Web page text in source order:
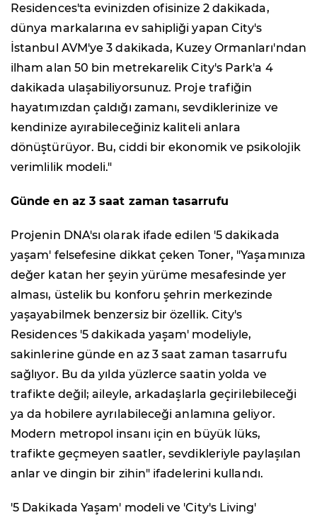
Residences'ta evinizden ofisinize 2 dakikada,
dünya markalarına ev sahipliği yapan City's
İstanbul AVM'ye 3 dakikada, Kuzey Ormanları'ndan
ilham alan 50 bin metrekarelik City's Park'a 4
dakikada ulaşabiliyorsunuz. Proje trafiğin
hayatımızdan çaldığı zamanı, sevdiklerinize ve
kendinize ayırabileceğiniz kaliteli anlara
dönüştürüyor. Bu, ciddi bir ekonomik ve psikolojik
verimlilik modeli."
Günde en az 3 saat zaman tasarrufu
Projenin DNA'sı olarak ifade edilen '5 dakikada
yaşam' felsefesine dikkat çeken Toner, "Yaşamınıza
değer katan her şeyin yürüme mesafesinde yer
alması, üstelik bu konforu şehrin merkezinde
yaşayabilmek benzersiz bir özellik. City's
Residences '5 dakikada yaşam' modeliyle,
sakinlerine günde en az 3 saat zaman tasarrufu
sağlıyor. Bu da yılda yüzlerce saatin yolda ve
trafikte değil; aileyle, arkadaşlarla geçirilebileceği
ya da hobilere ayrılabileceği anlamına geliyor.
Modern metropol insanı için en büyük lüks,
trafikte geçmeyen saatler, sevdikleriyle paylaşılan
anlar ve dingin bir zihin" ifadelerini kullandı.
'5 Dakikada Yaşam' modeli ve 'City's Living'